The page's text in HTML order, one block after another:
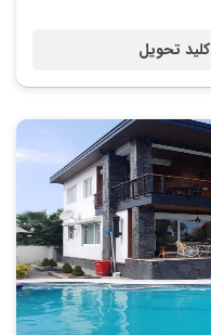
کلید تحویل